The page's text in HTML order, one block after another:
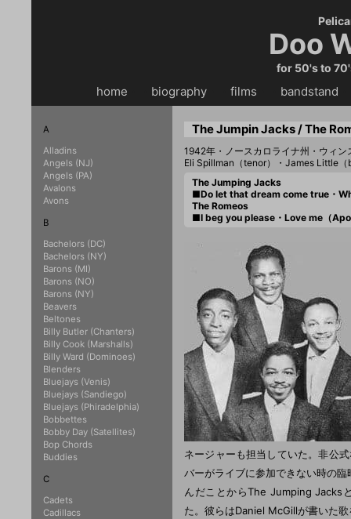
Doo
for 50's to
home biography・・ films bandstand
The Jumpin Jacks / The
1942年・ノースカロライナ州・ウィン
Eli Spillman（tenor）・James Little
The Jumping Jacks
■Do let that dream come true・
The Romeos
■I beg you please・Love me（
ネージャーも担当していた。非公
バーがライブに参加できない時の
んだことからThe Jumping Jacks
た。彼らはDaniel McGillが書いた
A
Alladins
Angels (NJ)
Angels (PA)
Avalons
Avons
B
Bachelors (DC)
Bachelors (NY)
Barons (MI)
Barons (NO)
Barons (NY)
Beavers
Beltones
Billy Butler (Chanters)
Billy Cook (Marshalls)
Billy Ward (Dominoes)
Blenders
Bluejays (Venis)
Bluejays (Sandiego)
Bluejays (Phiradelphia)
Bobbettes
Bobby Day (Satellites)
Bop Chords
Buddies
C
Cadets
Cadillacs